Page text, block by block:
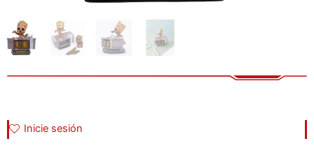
Inicie sesión